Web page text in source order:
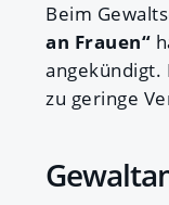
Beim
an Frauen“
angekündigt.
zu geringe